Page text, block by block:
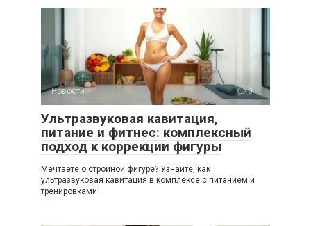
Новости 0
Ультразвуковая кавитация,
питание и фитнес: комплексный
подход к коррекции фигуры
Мечтаете о стройной фигуре? Узнайте, как
ультразвуковая кавитация в комплексе с питанием и
тренировками